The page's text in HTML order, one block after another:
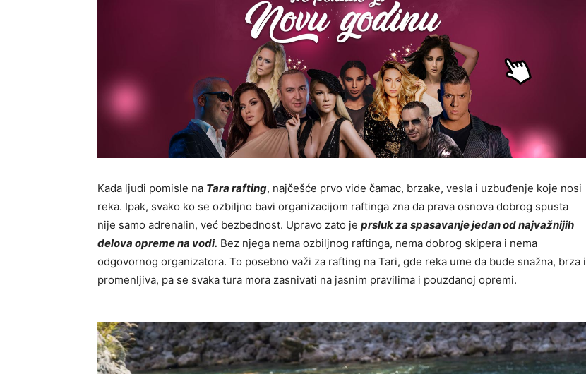
Kada ljudi pomisle na Tara rafting, najčešće prvo vide čamac, brzake, vesla i uzbuđenje koje nosi
reka. Ipak, svako ko se ozbiljno bavi organizacijom raftinga zna da prava osnova dobrog spusta
nije samo adrenalin, već bezbednost. Upravo zato je prsluk za spasavanje jedan od najvažnijih
delova opreme na vodi. Bez njega nema ozbiljnog raftinga, nema dobrog skipera i nema
odgovornog organizatora. To posebno važi za rafting na Tari, gde reka ume da bude snažna, brza i
promenljiva, pa se svaka tura mora zasnivati na jasnim pravilima i pouzdanoj opremi.